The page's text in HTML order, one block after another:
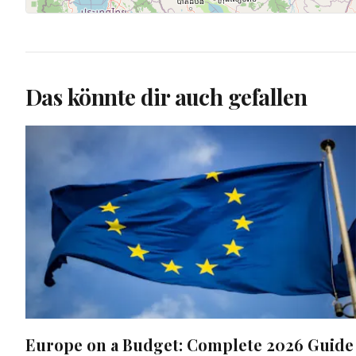
Das könnte dir auch gefallen
Europe on a Budget: Complete 2026 Guide